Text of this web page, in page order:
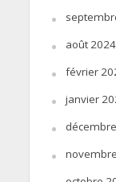
août 2024
février
janvier